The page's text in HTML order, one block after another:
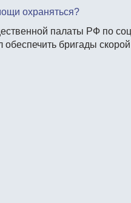
охраняться?
палаты РФ по
бригады